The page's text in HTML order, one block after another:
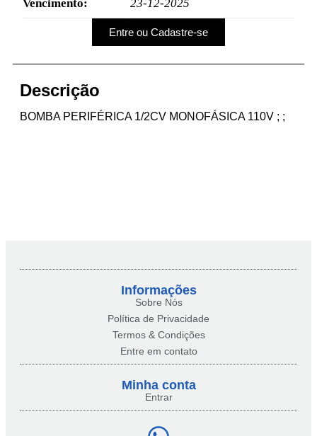
Vencimento: 23-12-2025
Entre ou Cadastre-se
Descrição
BOMBA PERIFÉRICA 1/2CV MONOFÁSICA 110V ; ;
Informações
Sobre Nós
Política de Privacidade
Termos & Condições
Entre em contato
Minha conta​
Entrar